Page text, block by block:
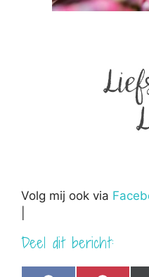
Volg mij ook via
Deel dit bericht: